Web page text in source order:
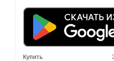
Купить